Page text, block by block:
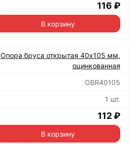
116 ₽
В корзину
Опора бруса открытая 40х105 мм,
оцинкованная
OBR40105
1 шт.
112 ₽
В корзину